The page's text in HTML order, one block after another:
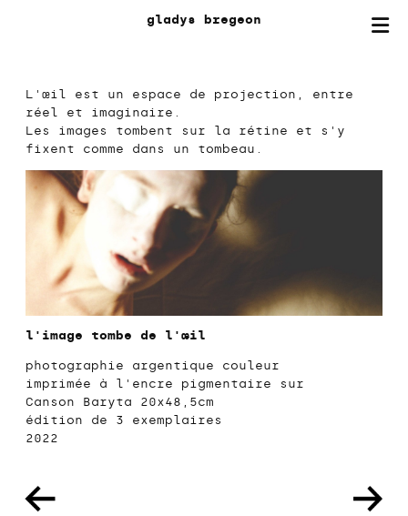
gladys bregeon
L'œil est un espace de projection, entre
réel et imaginaire.
Les images tombent sur la rétine et s'y
fixent comme dans un tombeau.
l'image tombe de l'œil
photographie argentique couleur
imprimée à l'encre pigmentaire sur
Canson Baryta 20x48,5cm
édition de 3 exemplaires
2022